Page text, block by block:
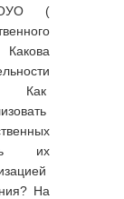
(
Как
их
На